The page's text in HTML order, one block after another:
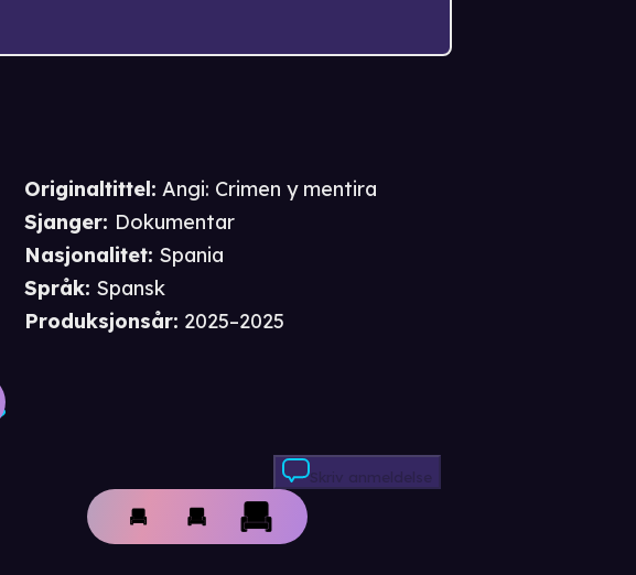
Skriv anmeldelse
Originaltittel: Angi: Crimen y mentira
Sjanger: Dokumentar
Nasjonalitet: Spania
Språk: Spansk
Produksjonsår: 2025–2025